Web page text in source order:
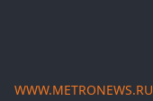
WWW.METRONEWS.RU